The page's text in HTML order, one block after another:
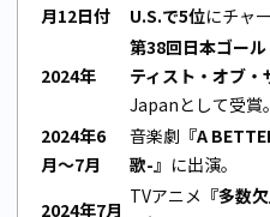
月12日付
U.S.で5位にチャ
2024年
第38回日本ゴー
ティスト・オブ・
Japanとして受賞。
2024年6
月〜7月
音楽劇 『A
歌-』 に出演。
2024年7月
TVアニメ 『多数